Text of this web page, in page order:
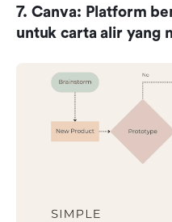
7. Canva: Platform
untuk carta alir yang